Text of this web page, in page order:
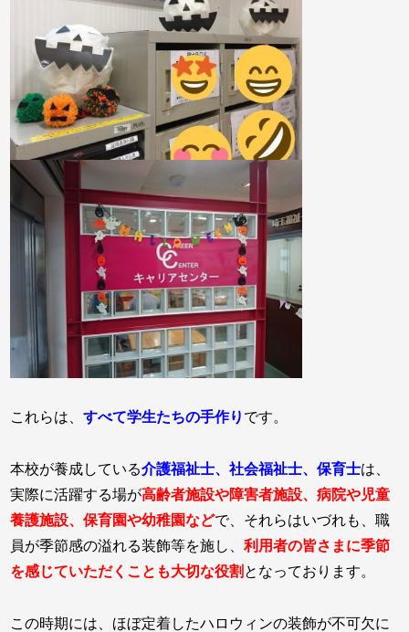
これらは、すべて学生たちの手作り です。
本校が養成している介護福祉士、社会福祉士、保育士は、
実際に活躍する場が高齢者施設や障害者施設、病院や児童
養護施設、保育園や幼稚園などで、それらはいづれも、職
員が季節感の溢れる装飾等を施し、利用者の皆さまに季節
を感じていただくことも大切な役割 となっております。
この時期には、ほぼ定着したハロウィンの装飾が不可欠に